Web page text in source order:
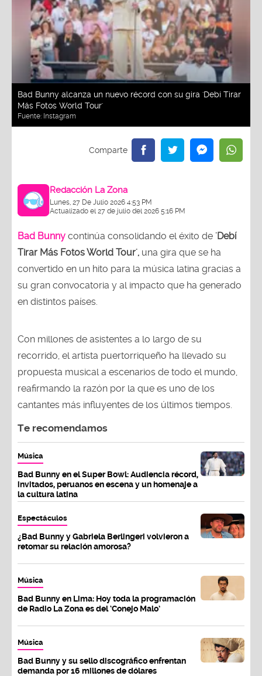
Bad Bunny alcanza un nuevo récord con su gira 'Debí Tirar
Más Fotos World Tour'
Fuente: Instagram
Redacción La Zona
Lunes, 27 De Julio 2026 4:53 PM
Actualizado el 27 de julio del 2026 5:16 PM
Bad Bunny continúa consolidando el éxito de 'Debí
Tirar Más Fotos World Tour', una gira que se ha
convertido en un hito para la música latina gracias a
su gran convocatoria y al impacto que ha generado
en distintos países.
Con millones de asistentes a lo largo de su
recorrido, el artista puertorriqueño ha llevado su
propuesta musical a escenarios de todo el mundo,
reafirmando la razón por la que es uno de los
cantantes más influyentes de los últimos tiempos.
Te recomendamos
Música
Bad Bunny en el Super Bowl: Audiencia récord,
invitados, peruanos en escena y un homenaje a
la cultura latina
Espectáculos
¿Bad Bunny y Gabriela Berlingeri volvieron a
retomar su relación amorosa?
Música
Bad Bunny en Lima: Hoy toda la programación
de Radio La Zona es del ‘Conejo Malo’
Música
Bad Bunny y su sello discográfico enfrentan
demanda por 16 millones de dólares